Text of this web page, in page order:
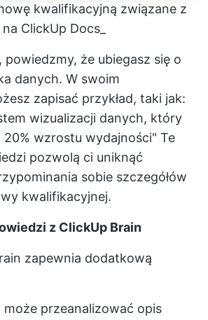
kwalifikacyjną związane z
ClickUp Docs_
że ubiegasz się o
danych. W swoim
zapisać przykład, taki jak:
wizualizacji danych, który
20% wzrostu wydajności" Te
pozwolą ci uniknąć
sobie szczegółów
kwalifikacyjnej.
z ClickUp Brain
zapewnia dodatkową
może przeanalizować opis